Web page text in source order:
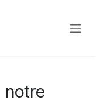
notre